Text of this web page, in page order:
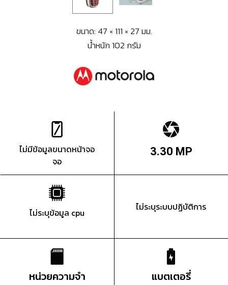
ขนาด: 47 × 111 × 27 มม.
น้ำหนัก 102 กรัม
ไม่มีข้อมูลขนาดหน้าจอ
จอ
3.30 MP
ไม่ระบุข้อมูล cpu ไม่ระบุระบบปฏิบัติการ
หน่วยความจำ แบตเตอรี่